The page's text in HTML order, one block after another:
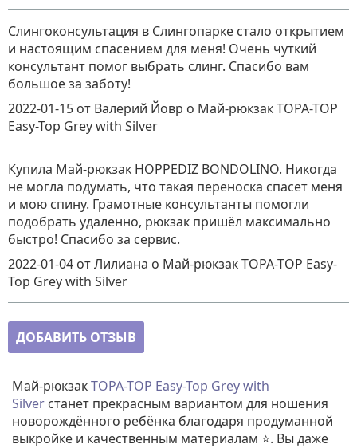
Слингоконсультация в Слингопарке стало открытием
и настоящим спасением для меня! Очень чуткий
консультант помог выбрать слинг. Спасибо вам
большое за заботу!
2022-01-15 от Валерий Йовр о Май-рюкзак TOPA-TOP
Easy-Top Grey with Silver
Купила Май-рюкзак HOPPEDIZ BONDOLINO. Никогда
не могла подумать, что такая переноска спасет меня
и мою спину. Грамотные консультанты помогли
подобрать удаленно, рюкзак пришёл максимально
быстро! Спасибо за сервис.
2022-01-04 от Лилиана о Май-рюкзак TOPA-TOP Easy-
Top Grey with Silver
ДОБАВИТЬ ОТЗЫВ
Май-рюкзакTOPA-TOP Easy-Top Grey with
Silver станет прекрасным вариантом для ношения
новорождённого ребёнка благодаря продуманной
выкройке и качественным материалам ⭐. Вы даже